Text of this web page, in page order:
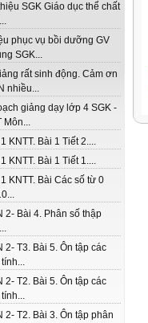
SGK Giáo dục thể chất
phục vụ bồi dưỡng GV
SGK...
rất sinh động. Cảm ơn
nhiều...
giảng dạy lớp 4 SGK -
Môn...
KNTT. Bài 1 Tiết 2....
KNTT. Bài 1 Tiết 1....
KNTT. Bài Các số từ 0
2- Bài 4. Phân số thập
2- T3. Bài 5. Ôn tập các
2- T2. Bài 5. Ôn tập các
2- T2. Bài 3. Ôn tập phân